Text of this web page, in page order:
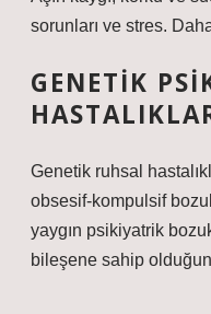
sorunları ve stres.
GENETIK
Genetik ruhsal
obsesif-kompulsif
yaygın psikiyatrik
bileşene sahip